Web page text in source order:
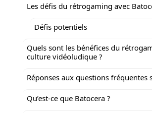
Les défis du rétrogaming avec
Défis potentiels
Quels sont les bénéfices du
culture vidéoludique ?
Réponses aux questions fréquentes
Qu’est-ce que Batocera ?